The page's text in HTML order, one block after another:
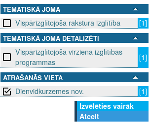
VTEMATISKĀ JOMA
Vispārizglītojoša rakstura izglītība [1]
TEMATISKĀ JOMA DETALIZĒTI
Vispārizglītojoša virziena izglītības
programmas
[1]
ATRAŠANĀS VIETA
Dienvidkurzemes nov.
[1]
Izvēlēties vairāk
Atcelt